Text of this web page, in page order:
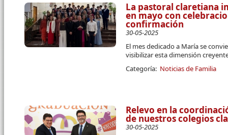
La pastoral claretiana
en mayo con
confirmación
30-05-2025
El mes dedicado a María se
visibilizar esta dimensión
Categoría: Noticias de Familia
Relevo en la
de nuestros colegios
30-05-2025